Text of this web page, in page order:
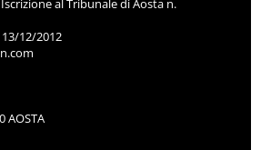
al Tribunale di Aosta n.
12/2012
AOSTA